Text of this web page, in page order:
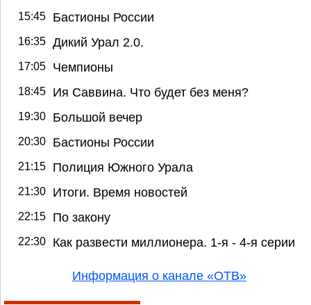
15:45 Бастионы России
16:35 Дикий Урал 2.0.
17:05 Чемпионы
18:45 Ия Саввина. Что будет без меня?
19:30 Большой вечер
20:30 Бастионы России
21:15 Полиция Южного Урала
21:30 Итоги. Время новостей
22:15 По закону
22:30 Как развести миллионера. 1-я - 4-я серии
Информация о канале «ОТВ»